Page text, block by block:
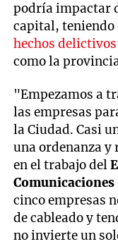
podría impactar
capital, teniendo
hechos delictivos
como la
"Empezamos a
las empresas
la Ciudad. Casi
una ordenanza y
en el trabajo del
cinco empresas
de cableado y
no invierte un